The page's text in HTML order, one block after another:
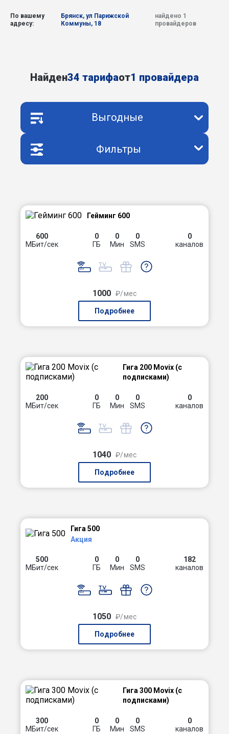
По вашему
адресу:
Брянск, ул Парижской
Коммуны, 18
найдено 1
провайдеров
Найден34 тарифаот1 провайдера
Выгодные
Фильтры
Гейминг 600
600
МБит/сек
0
ГБ
0
Мин
0
SMS
0
каналов
1000 ₽/мес
Подробнее
Гига 200 Movix (с
подписками)
200
МБит/сек
0
ГБ
0
Мин
0
SMS
0
каналов
1040 ₽/мес
Подробнее
Гига 500
Акция
500
МБит/сек
0
ГБ
0
Мин
0
SMS
182
каналов
1050 ₽/мес
Подробнее
Гига 300 Movix (с
подписками)
300
МБит/сек
0
ГБ
0
Мин
0
SMS
0
каналов